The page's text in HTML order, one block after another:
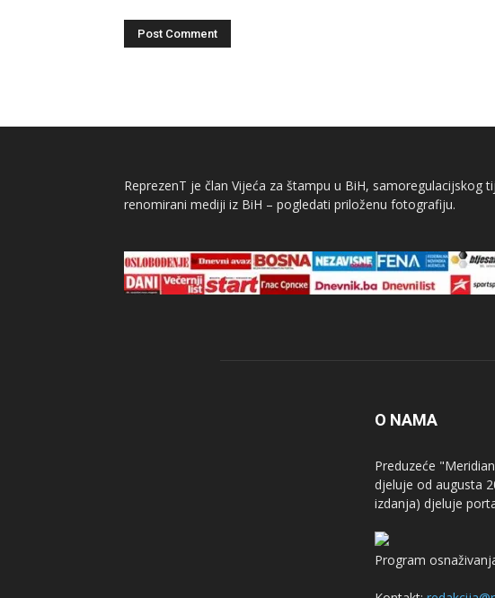
ReprezenT je član Vijeća za štampu u BiH, samoregulacijskog
renomirani mediji iz BiH – pogledati priloženu fotografiju.
O NAMA
Preduzeće
djeluje od augusta
izdanja) djeluje
Program